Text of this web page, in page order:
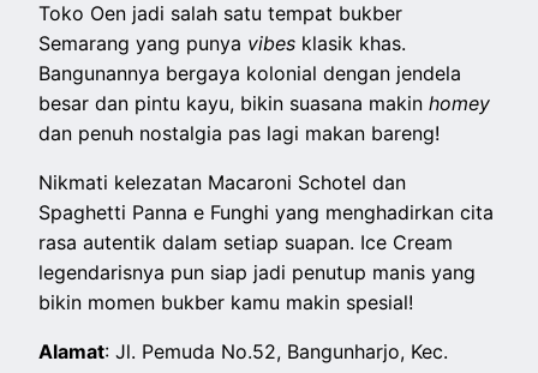
Toko Oen jadi salah satu tempat bukber
Semarang yang punya vibes klasik khas.
Bangunannya bergaya kolonial dengan jendela
besar dan pintu kayu, bikin suasana makinhomey
dan penuh nostalgia pas lagi makan bareng!
Nikmati kelezatan Macaroni Schotel dan
Spaghetti Panna e Funghi yang menghadirkan cita
rasa autentik dalam setiap suapan. Ice Cream
legendarisnya pun siap jadi penutup manis yang
bikin momen bukber kamu makin spesial!
Alamat: Jl. Pemuda No.52, Bangunharjo, Kec.